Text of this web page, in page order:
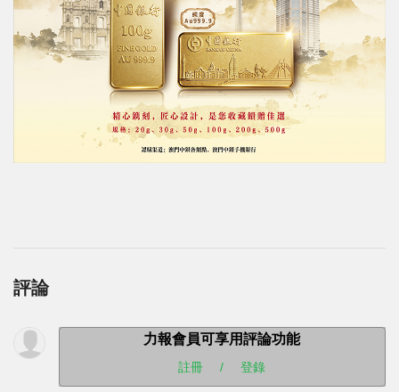
評論
力報會員可享用評論功能
註冊 / 登錄